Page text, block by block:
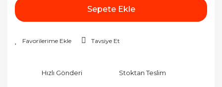
Sepete Ekle
Tavsiye Et
Hızlı Gönderi Stoktan Teslim